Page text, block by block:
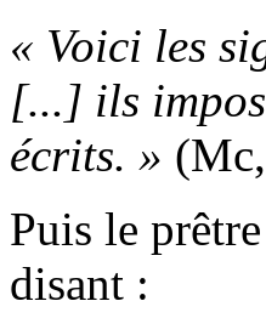
« Voici les
[...] ils
écrits. »
Puis le
disant :